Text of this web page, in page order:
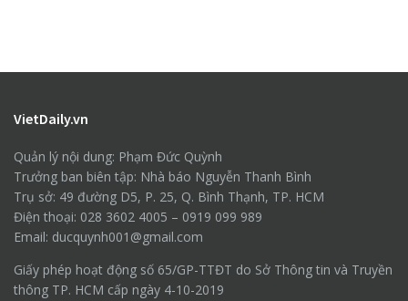
VietDaily.vn
Quản lý nội dung: Phạm Đức Quỳnh
Trưởng ban biên tập: Nhà báo Nguyễn Thanh Bình
Trụ sở: 49 đường D5, P. 25, Q. Bình Thạnh, TP. HCM
Điện thoại: 028 3602 4005 – 0919 099 989
Email: ducquynh001@gmail.com
Giấy phép hoạt động số 65/GP-TTĐT do Sở Thông tin và Truyền
thông TP. HCM cấp ngày 4-10-2019